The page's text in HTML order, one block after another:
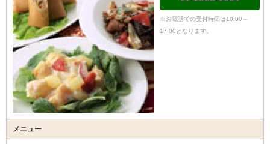
※お電話での受付時間は10:00～
17:00となります。
メニュー